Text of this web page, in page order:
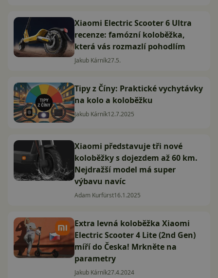
Xiaomi Electric Scooter 6 Ultra
recenze: famózní koloběžka,
která vás rozmazlí pohodlím
Jakub Kárník27.5.
Tipy z Číny: Praktické vychytávky
na kolo a koloběžku
Jakub Kárník12.7.2025
Xiaomi představuje tři nové
koloběžky s dojezdem až 60 km.
Nejdražší model má super
výbavu navíc
Adam Kurfürst16.1.2025
Extra levná koloběžka Xiaomi
Electric Scooter 4 Lite (2nd Gen)
míří do Česka! Mrkněte na
parametry
Jakub Kárník27.4.2024